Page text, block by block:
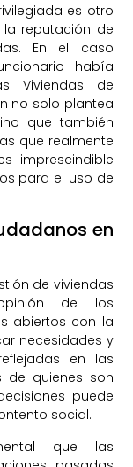
es otro
reputación de
En el caso
había
Viviendas de
no solo plantea
que también
que realmente
imprescindible
para el uso de
en
de viviendas
de los
abiertos con la
necesidades y
en las
de quienes son
puede
social.
que las